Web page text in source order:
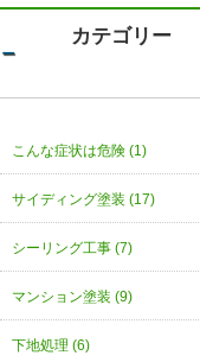
カテゴリー
こんな症状は危険 (1)
サイディング塗装 (17)
シーリング工事 (7)
マンション塗装 (9)
下地処理 (6)